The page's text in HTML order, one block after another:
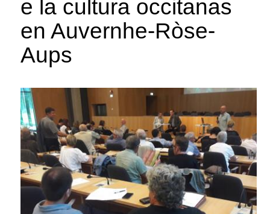
e la cultura occitanas
en Auvernhe-Ròse-
Aups